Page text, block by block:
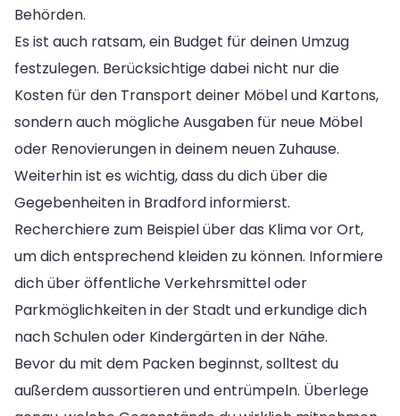
Behörden.
Es ist auch ratsam, ein Budget für deinen Umzug
festzulegen. Berücksichtige dabei nicht nur die
Kosten für den Transport deiner Möbel und Kartons,
sondern auch mögliche Ausgaben für neue Möbel
oder Renovierungen in deinem neuen Zuhause.
Weiterhin ist es wichtig, dass du dich über die
Gegebenheiten in Bradford informierst.
Recherchiere zum Beispiel über das Klima vor Ort,
um dich entsprechend kleiden zu können. Informiere
dich über öffentliche Verkehrsmittel oder
Parkmöglichkeiten in der Stadt und erkundige dich
nach Schulen oder Kindergärten in der Nähe.
Bevor du mit dem Packen beginnst, solltest du
außerdem aussortieren und entrümpeln. Überlege